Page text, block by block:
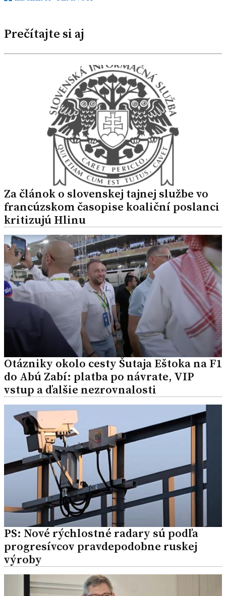
Prečítajte si aj
Za článok o slovenskej tajnej službe vo
francúzskom časopise koaliční poslanci
kritizujú Hlinu
Otázniky okolo cesty Šutaja Eštoka na F1
do Abú Zabí: platba po návrate, VIP
vstup a ďalšie nezrovnalosti
PS: Nové rýchlostné radary sú podľa
progresívcov pravdepodobne ruskej
výroby